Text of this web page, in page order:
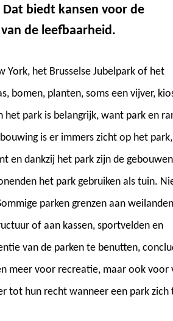
biedt kansen voor de
de leefbaarheid.
York, het Brusselse Jubelpark of het
bomen, planten, soms een vijver,
park is belangrijk, want park en
is er immers zicht op het park,
en dankzij het park zijn de
het park gebruiken als tuin.
parken grenzen aan
of aan kassen, sportvelden en
van de parken te benutten,
meer voor recreatie, maar ook voor
tot hun recht wanneer een park zich